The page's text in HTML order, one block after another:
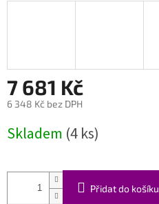
7 681 Kč
6 348 Kč bez DPH
cena:
Skladem (4 ks)
Přidat do košíku